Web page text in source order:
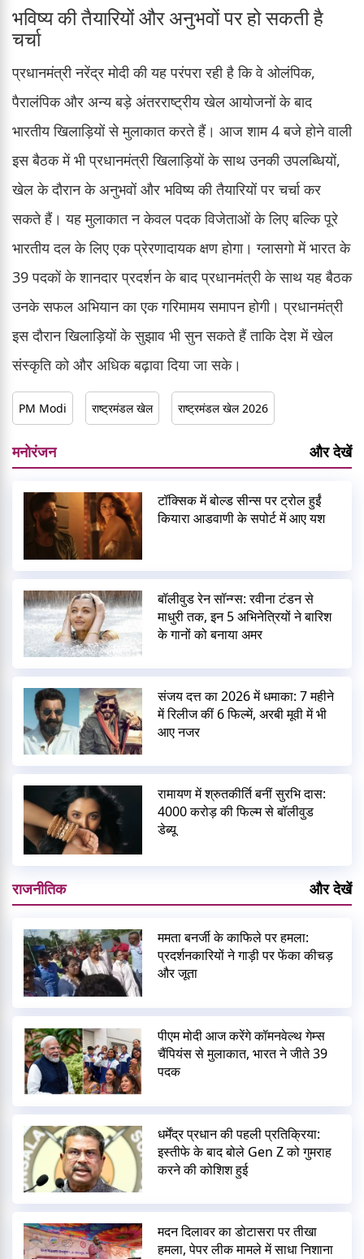
भविष्य की तैयारियों और अनुभवों पर हो सकती है
चर्चा
प्रधानमंत्री नरेंद्र मोदी की यह परंपरा रही है कि वे ओलंपिक,
पैरालंपिक और अन्य बड़े अंतरराष्ट्रीय खेल आयोजनों के बाद
भारतीय खिलाड़ियों से मुलाकात करते हैं। आज शाम 4 बजे होने वाली
इस बैठक में भी प्रधानमंत्री खिलाड़ियों के साथ उनकी उपलब्धियों,
खेल के दौरान के अनुभवों और भविष्य की तैयारियों पर चर्चा कर
सकते हैं। यह मुलाकात न केवल पदक विजेताओं के लिए बल्कि पूरे
भारतीय दल के लिए एक प्रेरणादायक क्षण होगा। ग्लासगो में भारत के
39 पदकों के शानदार प्रदर्शन के बाद प्रधानमंत्री के साथ यह बैठक
उनके सफल अभियान का एक गरिमामय समापन होगी। प्रधानमंत्री
इस दौरान खिलाड़ियों के सुझाव भी सुन सकते हैं ताकि देश में खेल
संस्कृति को और अधिक बढ़ावा दिया जा सके।
PM Modi राष्ट्रमंडल खेल राष्ट्रमंडल खेल 2026
मनोरंजन और देखें
टॉक्सिक में बोल्ड सीन्स पर ट्रोल हुईं
कियारा आडवाणी के सपोर्ट में आए यश
बॉलीवुड रेन सॉन्ग्स: रवीना टंडन से
माधुरी तक, इन 5 अभिनेत्रियों ने बारिश
के गानों को बनाया अमर
संजय दत्त का 2026 में धमाका: 7 महीने
में रिलीज कीं 6 फिल्में, अरबी मूवी में भी
आए नजर
रामायण में श्रुतकीर्ति बनीं सुरभि दास:
4000 करोड़ की फिल्म से बॉलीवुड
डेब्यू
राजनीतिक और देखें
ममता बनर्जी के काफिले पर हमला:
प्रदर्शनकारियों ने गाड़ी पर फेंका कीचड़
और जूता
पीएम मोदी आज करेंगे कॉमनवेल्थ गेम्स
चैंपियंस से मुलाकात, भारत ने जीते 39
पदक
धर्मेंद्र प्रधान की पहली प्रतिक्रिया:
इस्तीफे के बाद बोले Gen Z को गुमराह
करने की कोशिश हुई
मदन दिलावर का डोटासरा पर तीखा
हमला, पेपर लीक मामले में साधा निशाना